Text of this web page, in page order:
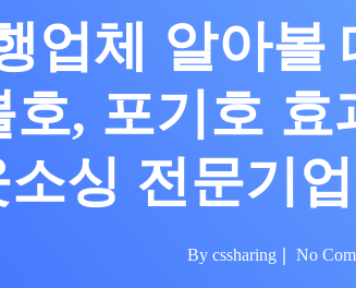
스
업체 알아
, 포기호
싱 전문기
Bycssharing No